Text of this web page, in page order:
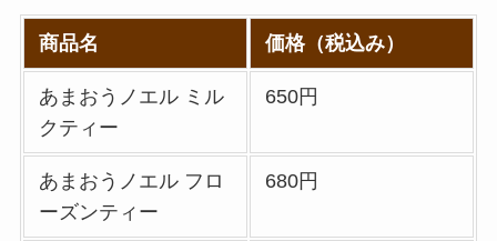
可能な支払方法も解
説
リーの注文方法も解
丸亀製麺のテイクア
ウト(お持ち帰り)全
メニュー一覧！おす
丸亀製麺の宅配メニ
商品名 価格（税込み）
あまおうノエル ミル
クティー
650円
あまおうノエル フロ
ーズンティー
680円